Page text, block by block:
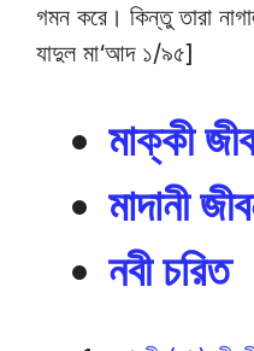
গমন করে। কিন্তু তারা
যাদুল মা‘আদ ১/৯৫]
মাক্কী
মাদানী
নবী চরিত